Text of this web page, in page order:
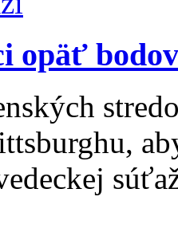
opäť